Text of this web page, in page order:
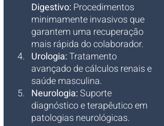
Digestivo: Procedimentos
minimamente invasivos que
garantem uma recuperação
mais rápida do colaborador.
Urologia: Tratamento
avançado de cálculos renais e
saúde masculina.
Neurologia: Suporte
diagnóstico e terapêutico em
patologias neurológicas.